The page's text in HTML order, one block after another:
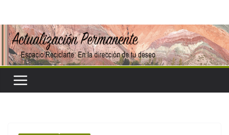
contenido